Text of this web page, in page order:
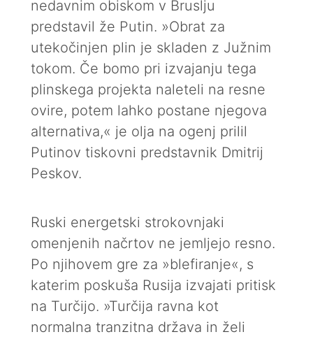
nedavnim obiskom v Bruslju
predstavil že Putin. »Obrat za
utekočinjen plin je skladen z Južnim
tokom. Če bomo pri izvajanju tega
plinskega projekta naleteli na resne
ovire, potem lahko postane njegova
alternativa,« je olja na ogenj prilil
Putinov tiskovni predstavnik Dmitrij
Peskov.
Ruski energetski strokovnjaki
omenjenih načrtov ne jemljejo resno.
Po njihovem gre za »blefiranje«, s
katerim poskuša Rusija izvajati pritisk
na Turčijo. »Turčija ravna kot
normalna tranzitna država in želi